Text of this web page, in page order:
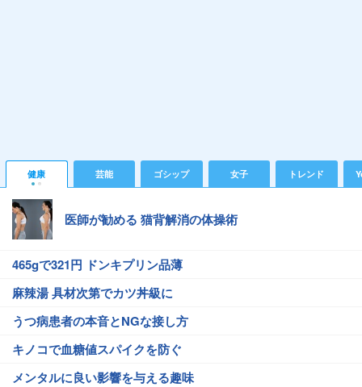
健康 芸能 ゴシップ 女子 トレンド
医師が勧める 猫背解消の体操術
465gで321円 ドンキプリン品薄
麻辣湯 具材次第でカツ丼級に
うつ病患者の本音とNGな接し方
キノコで血糖値スパイクを防ぐ
メンタルに良い影響を与える趣味